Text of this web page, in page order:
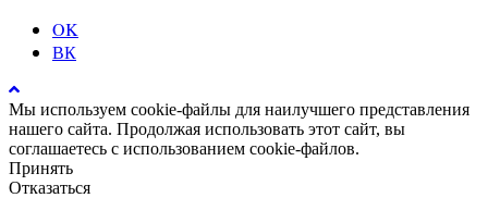
OK
ВК
Мы используем cookie-файлы для наилучшего представления
нашего сайта. Продолжая использовать этот сайт, вы
соглашаетесь с использованием cookie-файлов.
Принять
Отказаться